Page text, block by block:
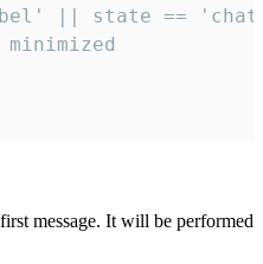
|| state ==
minimized
message. It will be performed